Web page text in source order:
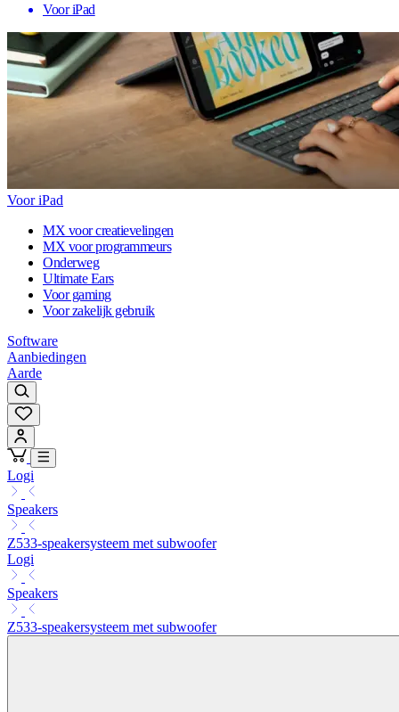
Voor iPad
Voor iPad
MX voor creatievelingen
MX voor programmeurs
Onderweg
Ultimate Ears
Voor gaming
Voor zakelijk gebruik
Software
Aanbiedingen
Aarde
Logi
Speakers
Z533-speakersysteem met subwoofer
Logi
Speakers
Z533-speakersysteem met subwoofer